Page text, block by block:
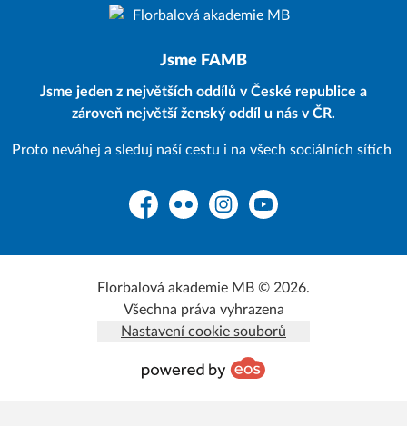
Jsme FAMB
Jsme jeden z největších oddílů v České republice a
zároveň největší ženský oddíl u nás v ČR.
Proto neváhej a sleduj naší cestu i na všech sociálních sítích
FacebookFlickr InstagramYouTube
Florbalová akademie MB © 2026.
Všechna práva vyhrazena
Nastavení cookie souborů